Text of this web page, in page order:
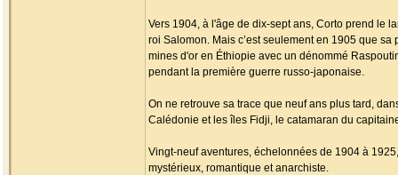
Vers 1904, à l'âge de dix-sept ans, Corto prend le
roi Salomon. Mais c’est seulement en 1905 que
mines d'or en Éthiopie avec un dénommé
pendant la première guerre russo-japonaise.
On ne retrouve sa trace que neuf ans plus tard,
Calédonie et les îles Fidji, le catamaran du
Vingt-neuf aventures, échelonnées de 1904 à
mystérieux, romantique et anarchiste.